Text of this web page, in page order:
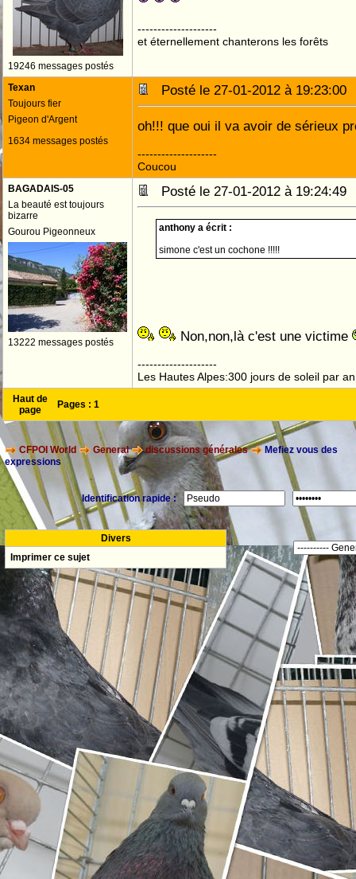
19246 messages postés
--------------------
et éternellement chanterons les forêts
Texan
Toujours fier
Pigeon d'Argent
1634 messages postés
Posté le 27-01-2012 à
oh!!! que oui il va avoir de sérieux
--------------------
Coucou
BAGADAIS-05
La beauté est toujours
bizarre
Gourou Pigeonneux
13222 messages postés
Posté le 27-01-2012 à
anthony a écrit :
simone c'est un cochone !!!!!
Non,non,là c'est une victime
--------------------
Les Hautes Alpes:300 jours de soleil par an
Haut de
page
Pages : 1
CFPOI World General discussions générales
Mefiez vous des
expressions
Identification rapide :
Divers
Imprimer ce sujet